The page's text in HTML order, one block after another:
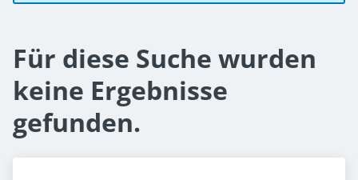
Für diese Suche wurden
keine Ergebnisse
gefunden.